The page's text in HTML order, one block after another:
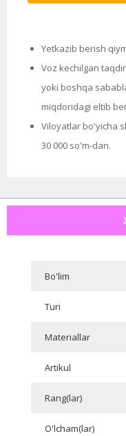
Yetkazib berish
Voz kechilgan
yoki boshqa
miqdoridagi eltib
Viloyatlar bo'yicha
30 000 so'm-dan.
Bo'lim
Turi
Materiallar
Artikul
Rang(lar)
O'lcham(lar)